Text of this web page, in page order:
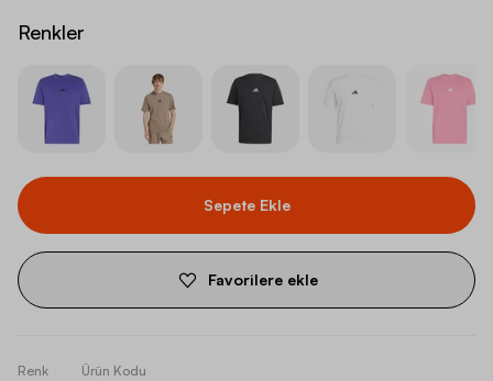
Renkler
Sepete Ekle
Favorilere ekle
Renk Ürün Kodu